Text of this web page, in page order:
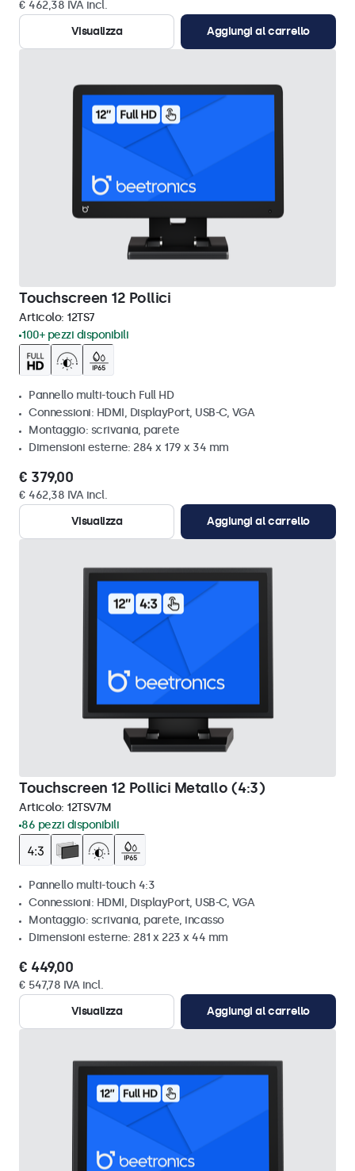
€ 462,38 IVA incl.
Visualizza
Aggiungi al carrello
Touchscreen 12 Pollici
Articolo: 12TS7
100+ pezzi disponibili
Pannello multi-touch Full HD
Connessioni: HDMI, DisplayPort, USB-C, VGA
Montaggio: scrivania, parete
Dimensioni esterne: 284 x 179 x 34 mm
€ 379,00
€ 462,38 IVA incl.
Visualizza
Aggiungi al carrello
Touchscreen 12 Pollici Metallo (4:3)
Articolo: 12TSV7M
86 pezzi disponibili
Pannello multi-touch 4:3
Connessioni: HDMI, DisplayPort, USB-C, VGA
Montaggio: scrivania, parete, incasso
Dimensioni esterne: 281 x 223 x 44 mm
€ 449,00
€ 547,78 IVA incl.
Visualizza
Aggiungi al carrello